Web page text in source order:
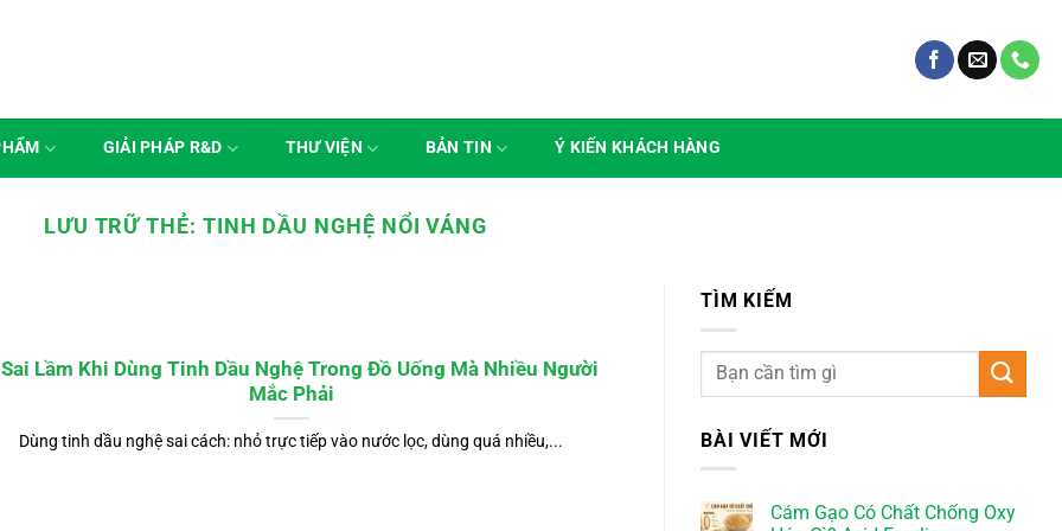
GIẢI PHÁP R&D THƯ VIỆN BẢN TIN Ý KIẾN KHÁCH HÀNG
LƯU TRỮ THẺ: TINH DẦU NGHỆ NỔI VÁNG
Lầm Khi Dùng Tinh Dầu Nghệ Trong Đồ Uống Mà Nhiều Người
Mắc Phải
Dùng tinh dầu nghệ sai cách: nhỏ trực tiếp vào nước lọc, dùng quá nhiều,...
TÌM KIẾM
BÀI VIẾT MỚI
Cám Gạo Có Chất Chống Oxy